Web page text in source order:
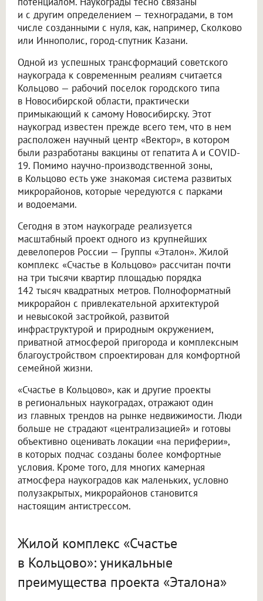
и с другим определением — техноградами, в том
числе созданными с нуля, как, например, Сколково
или Иннополис, город-спутник Казани.
Одной из успешных трансформаций советского
наукограда к современным реалиям считается
Кольцово — рабочий поселок городского типа
в Новосибирской области, практически
примыкающий к самому Новосибирску. Этот
наукоград известен прежде всего тем, что в нем
расположен научный центр «Вектор», в котором
были разработаны вакцины от гепатита А и COVID-
19. Помимо научно-производственной зоны,
в Кольцово есть уже знакомая система развитых
микрорайонов, которые чередуются с парками
и водоемами.
Сегодня в этом наукограде реализуется
масштабный проект одного из крупнейших
девелоперов России — Группы «Эталон». Жилой
комплекс «Счастье в Кольцово» рассчитан почти
на три тысячи квартир площадью порядка
142 тысяч квадратных метров. Полноформатный
микрорайон с привлекательной архитектурой
и невысокой застройкой, развитой
инфраструктурой и природным окружением,
приватной атмосферой пригорода и комплексным
благоустройством спроектирован для комфортной
семейной жизни.
«Счастье в Кольцово», как и другие проекты
в региональных наукоградах, отражают один
из главных трендов на рынке недвижимости. Люди
больше не страдают «централизацией» и готовы
объективно оценивать локации «на периферии»,
в которых подчас созданы более комфортные
условия. Кроме того, для многих камерная
атмосфера наукоградов как маленьких, условно
полузакрытых, микрорайонов становится
настоящим антистрессом.
Жилой комплекс «Счастье
в Кольцово»: уникальные
преимущества проекта «Эталона»